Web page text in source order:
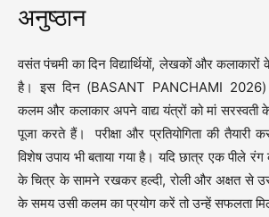
अनुष्ठान
वसंत पंचमी का दिन विद्यार्थियों, लेखकों और
है। इस दिन (BASANT PANCHAMI 2026)
कलम और कलाकार अपने वाद्य यंत्रों को मां
पूजा करते हैं। परीक्षा और प्रतियोगिता की तैयारी
विशेष उपाय भी बताया गया है। यदि छात्र एक पीले
के चित्र के सामने रखकर हल्दी, रोली और अक्षत से
के समय उसी कलम का प्रयोग करें तो उन्हें सफलता